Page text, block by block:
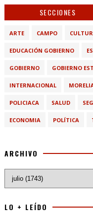
SECCIONES
ARTE CAMPO
EDUCACIÓN GOBIERNO
GOBIERNO GOBIERNO
INTERNACIONAL
POLICIACA SALUD
ECONOMIA POLÍTICA
ARCHIVO
LO + LEÍDO